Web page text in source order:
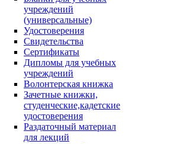
учреждений
(универсальные)
Удостоверения
Свидетельства
Сертификаты
Дипломы для учебных
учреждений
Волонтерская книжка
Зачетные книжки,
студенческие,кадетские
удостоверения
Раздаточный материал
для лекций